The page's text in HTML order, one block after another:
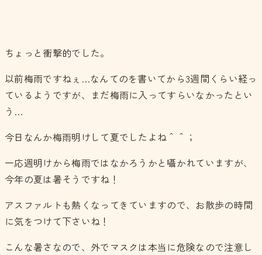
ちょっと衝撃的でした。
以前梅雨ですねぇ…なんてのを書いてから3週間くらい経っ
ているようですが、まだ梅雨に入ってすらいなかったとい
う…
今日なんか梅雨明けして夏でしたよね＾＾；
一応週明けから梅雨ではなかろうかと囁かれていますが、
今年の夏は暑そうですね！
アスファルトも熱くなってきていますので、お散歩の時間
に気をつけて下さいね！
こんな暑さなので、外でマスクは本当に危険なので注意し